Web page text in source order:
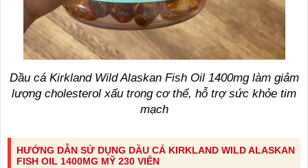
Dầu cá Kirkland Wild Alaskan Fish Oil 1400mg làm giảm
lượng cholesterol xấu trong cơ thể, hỗ trợ sức khỏe tim
mạch
HƯỚNG DẪN SỬ DỤNG DẦU CÁ KIRKLAND WILD ALASKAN
FISH OIL 1400MG MỸ 230 VIÊN